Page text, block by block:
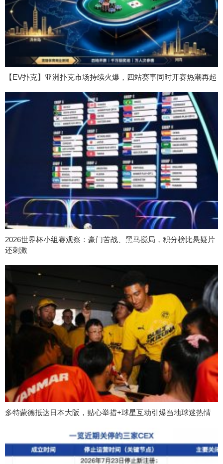
【EV扑克】亚洲扑克市场持续火爆，四站赛事同时开赛热潮再起
2026世界杯小组赛观察：豪门苦战、黑马搅局，积分榜比悬疑片
还刺激
多特蒙德抵达日本大阪，贴心举措+球星互动引爆当地球迷热情